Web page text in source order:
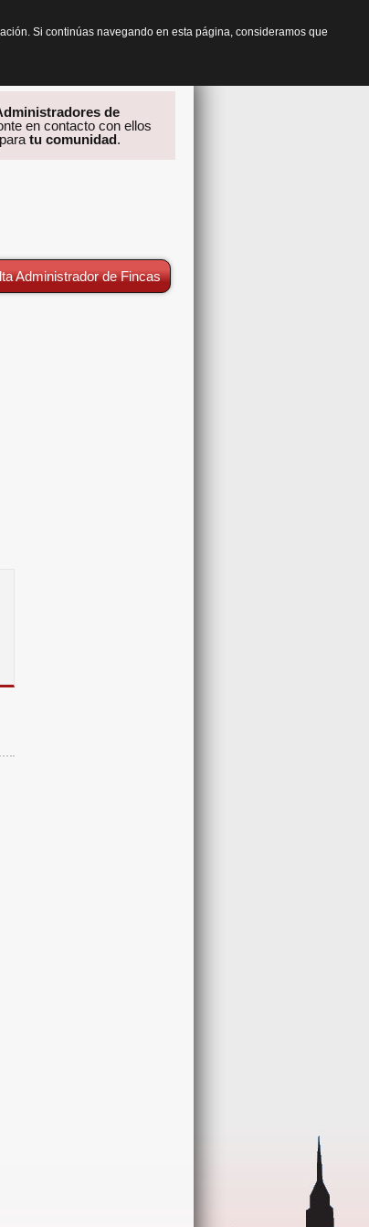
de
en contacto con ellos
tu comunidad.
Administrador de Fincas
Si continúas navegando en esta página, consideramos que